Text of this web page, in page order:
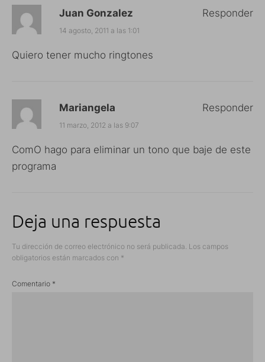
Juan Gonzalez
14 agosto, 2011 a las 1:01
Quiero tener mucho ringtones
Responder
Mariangela
11 marzo, 2012 a las 9:07
ComO hago para eliminar un tono que baje de este
programa
Responder
Deja una respuesta
Tu dirección de correo electrónico no será publicada. Los campos
obligatorios están marcados con *
Comentario *